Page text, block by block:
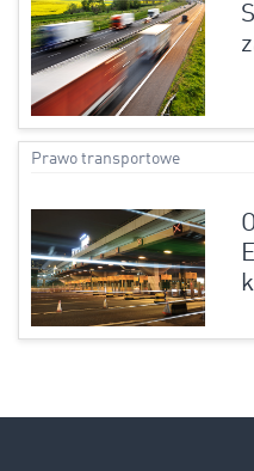
Prawo transportowe